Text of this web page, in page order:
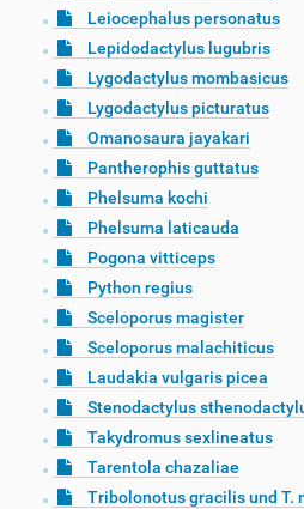
Leiocephalus personatus
Lepidodactylus lugubris
Lygodactylus mombasicus
Lygodactylus picturatus
Omanosaura jayakari
Pantherophis guttatus
Phelsuma kochi
Phelsuma laticauda
Pogona vitticeps
Python regius
Sceloporus magister
Sceloporus malachiticus
Laudakia vulgaris picea
Stenodactylus
Takydromus sexlineatus
Tarentola chazaliae
Tribolonotus gracilis und T.